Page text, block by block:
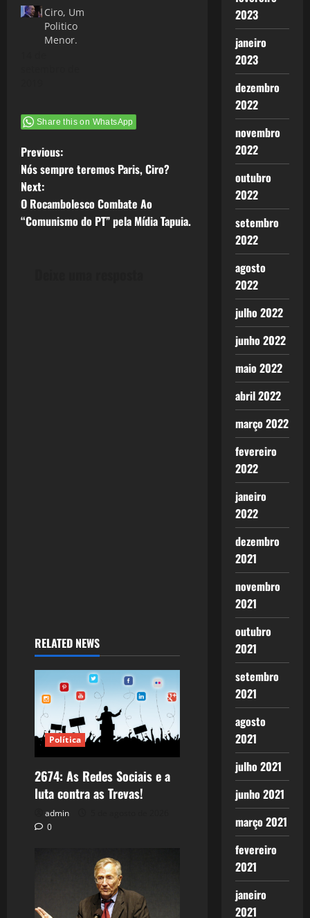
Ciro, Um
Politico
Menor.
Share this on WhatsApp
P
o
s
Previous:
Nós sempre teremos Paris, Ciro?
Next:
O Rocambolesco Combate Ao
“Comunismo do PT” pela Mídia Tapuia.
RELATED NEWS
Política
2674: As Redes Sociais e a
luta contra as Trevas!
admin
0
2023
janeiro
2023
dezembro
2022
novembro
2022
outubro
2022
setembro
2022
agosto
2022
julho 2022
junho 2022
maio 2022
abril 2022
março 2022
fevereiro
2022
janeiro
2022
dezembro
2021
novembro
2021
outubro
2021
setembro
2021
agosto
2021
julho 2021
junho 2021
março 2021
fevereiro
2021
janeiro
2021